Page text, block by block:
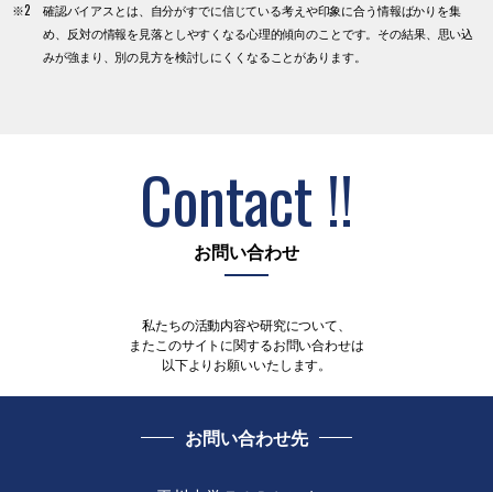
※2 確認バイアスとは、自分がすでに信じている考えや印象に合う情報ばかりを集
め、反対の情報を見落としやすくなる心理的傾向のことです。その結果、思い込
みが強まり、別の見方を検討しにくくなることがあります。
Contact !!
お問い合わせ
私たちの活動内容や研究について、
またこのサイトに関するお問い合わせは
以下よりお願いいたします。
お問い合わせ先